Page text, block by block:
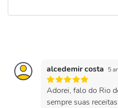
alcedemir costa 5
Adorei, falo do Rio
sempre suas